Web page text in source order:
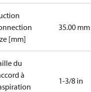
[mm]
35.00 mm
du
à
1-3/8 in